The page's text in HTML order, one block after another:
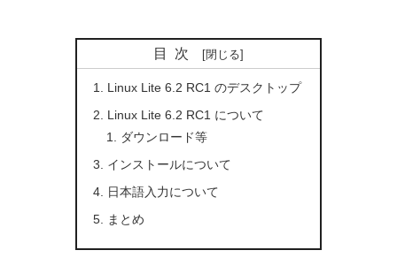
目次
Linux Lite 6.2 RC1 のデスクトップ
Linux Lite 6.2 RC1 について
ダウンロード等
インストールについて
日本語入力について
まとめ